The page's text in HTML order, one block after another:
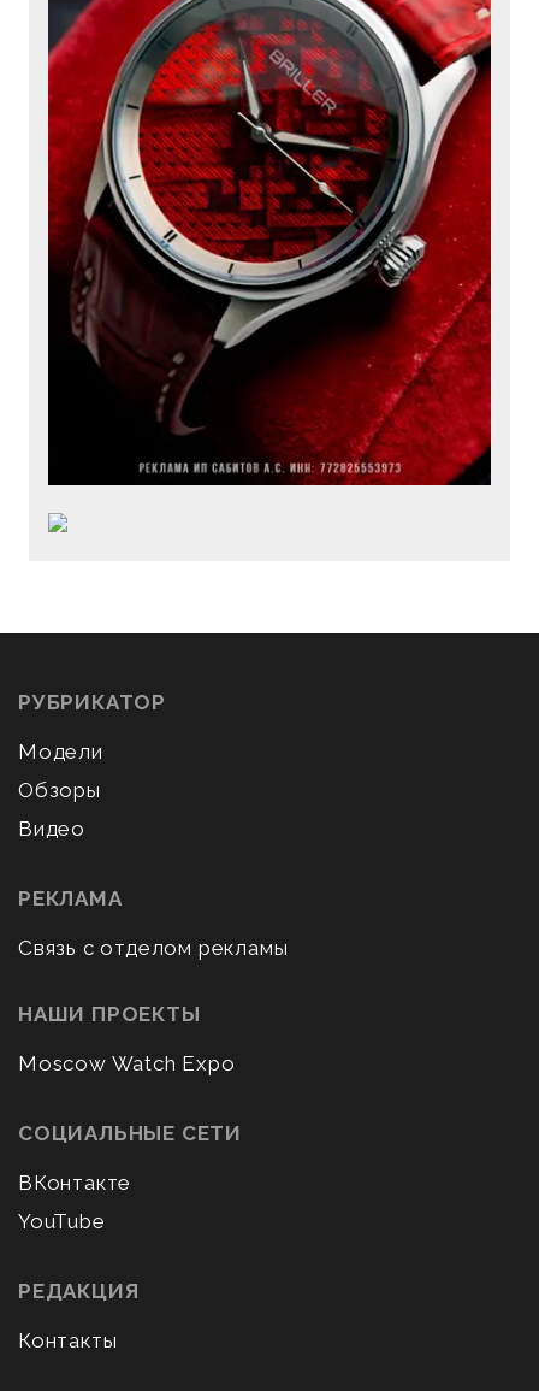
РУБРИКАТОР
Модели
Обзоры
Видео
РЕКЛАМА
Связь с отделом рекламы
НАШИ ПРОЕКТЫ
Moscow Watch Expo
СОЦИАЛЬНЫЕ СЕТИ
ВКонтакте
YouTube
РЕДАКЦИЯ
Контакты